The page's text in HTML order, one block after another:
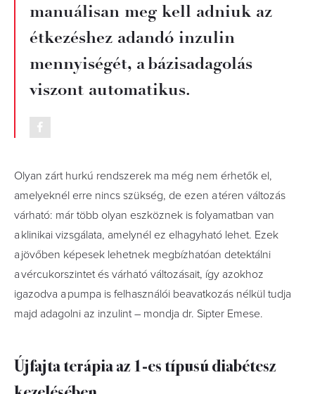
manuálisan meg kell adniuk az
étkezéshez adandó inzulin
mennyiségét, a bázisadagolás
viszont automatikus.
Olyan zárt hurkú rendszerek ma még nem érhetők el,
amelyeknél erre nincs szükség, de ezen a téren változás
várható: már több olyan eszköznek is folyamatban van
a klinikai vizsgálata, amelynél ez elhagyható lehet. Ezek
a jövőben képesek lehetnek megbízhatóan detektálni
a vércukorszintet és várható változásait, így azokhoz
igazodva a pumpa is felhasználói beavatkozás nélkül tudja
majd adagolni az inzulint – mondja dr. Sipter Emese.
Újfajta terápia az 1-es típusú diabétesz